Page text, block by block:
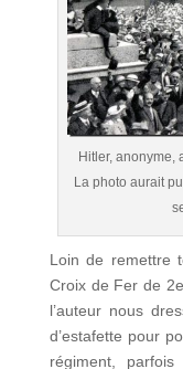
Hitler, anonyme,
La photo aurait
Loin de remettre
Croix de Fer de
l’auteur nous
d’estafette pour
régiment,